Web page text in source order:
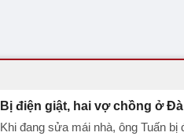
Bị điện giật, hai vợ chồng ở
Khi đang sửa mái nhà, ông Tuấn bị